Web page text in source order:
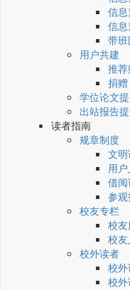
信
信
带
用户共建
推
捐赠
学位论文
出站报告
读者指南
规章制度
文
用
借
参
校友专栏
校
校
校外读者
校
校